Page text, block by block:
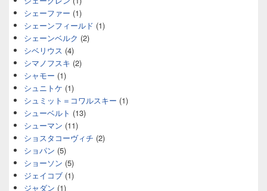
シェーファー (1)
シェーンフィールド (1)
シェーンベルク (2)
シベリウス (4)
シマノフスキ (2)
シャモー (1)
シュニトケ (1)
シュミット＝コワルスキー (1)
シューベルト (13)
シューマン (11)
ショスタコーヴィチ (2)
ショパン (5)
ショーソン (5)
ジェイコブ (1)
ジャダン (1)